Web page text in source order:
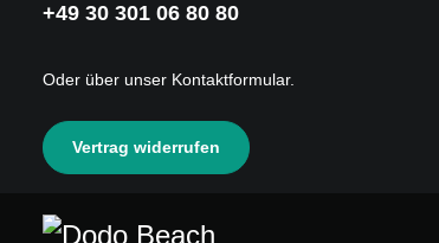
+49 30 301 06 80 80
Oder über unser Kontaktformular.
Vertrag widerrufen